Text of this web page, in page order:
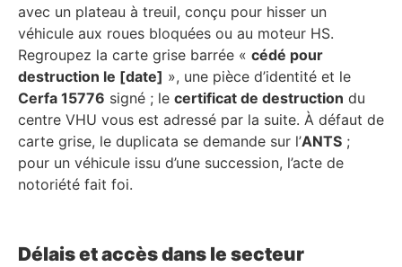
avec un plateau à treuil, conçu pour hisser un
véhicule aux roues bloquées ou au moteur HS.
Regroupez la carte grise barrée « cédé pour
destruction le [date] », une pièce d’identité et le
Cerfa 15776 signé ; le certificat de destruction du
centre VHU vous est adressé par la suite. À défaut de
carte grise, le duplicata se demande sur l’ANTS ;
pour un véhicule issu d’une succession, l’acte de
notoriété fait foi.
Délais et accès dans le secteur